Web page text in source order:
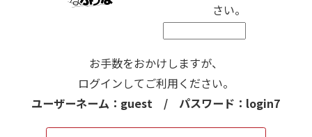
さい。
お手数をおかけしますが、
ログインしてご利用ください。
ユーザーネーム：guest / パスワード：login7